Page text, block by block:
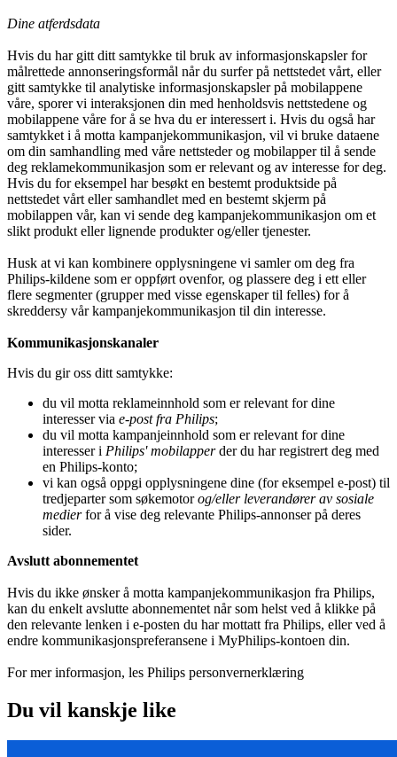
Dine atferdsdata
Hvis du har gitt ditt samtykke til bruk av informasjonskapsler for
målrettede annonseringsformål når du surfer på nettstedet vårt, eller
gitt samtykke til analytiske informasjonskapsler på mobilappene
våre, sporer vi interaksjonen din med henholdsvis nettstedene og
mobilappene våre for å se hva du er interessert i. Hvis du også har
samtykket i å motta kampanjekommunikasjon, vil vi bruke dataene
om din samhandling med våre nettsteder og mobilapper til å sende
deg reklamekommunikasjon som er relevant og av interesse for deg.
Hvis du for eksempel har besøkt en bestemt produktside på
nettstedet vårt eller samhandlet med en bestemt skjerm på
mobilappen vår, kan vi sende deg kampanjekommunikasjon om et
slikt produkt eller lignende produkter og/eller tjenester.
Husk at vi kan kombinere opplysningene vi samler om deg fra
Philips-kildene som er oppført ovenfor, og plassere deg i ett eller
flere segmenter (grupper med visse egenskaper til felles) for å
skreddersy vår kampanjekommunikasjon til din interesse.
Kommunikasjonskanaler
Hvis du gir oss ditt samtykke:
du vil motta reklameinnhold som er relevant for dine
interesser via e-post fra Philips;
du vil motta kampanjeinnhold som er relevant for dine
interesser i Philips' mobilapper der du har registrert deg med
en Philips-konto;
vi kan også oppgi opplysningene dine (for eksempel e-post) til
tredjeparter som søkemotor og/eller leverandører av sosiale
medier for å vise deg relevante Philips-annonser på deres
sider.
Avslutt abonnementet
Hvis du ikke ønsker å motta kampanjekommunikasjon fra Philips,
kan du enkelt avslutte abonnementet når som helst ved å klikke på
den relevante lenken i e-posten du har mottatt fra Philips, eller ved å
endre kommunikasjonspreferansene i MyPhilips-kontoen din.
For mer informasjon, les Philips personvernerklæring
Du vil kanskje like